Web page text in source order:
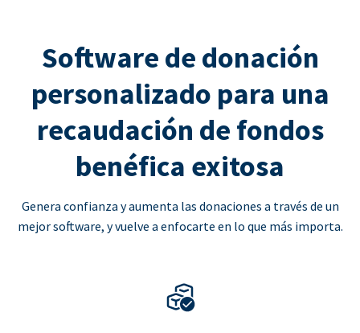
Software de donación
personalizado para una
recaudación de fondos
benéfica exitosa
Genera confianza y aumenta las donaciones a través de un
mejor software, y vuelve a enfocarte en lo que más importa.